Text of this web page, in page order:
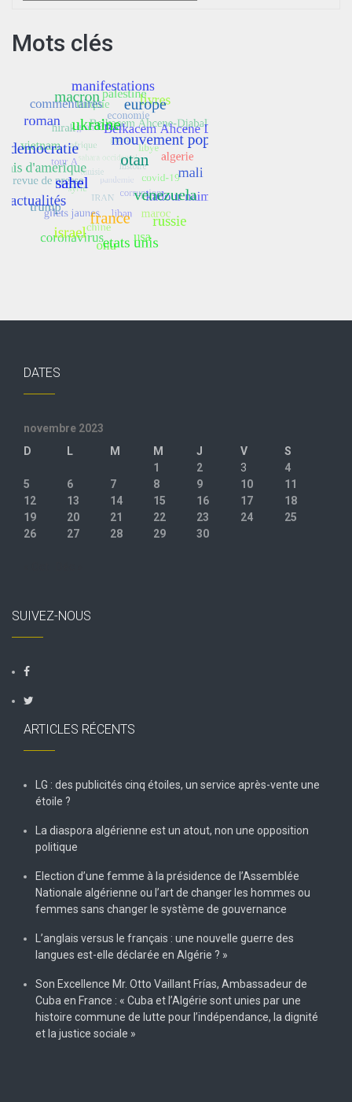
Mots clés
DATES
novembre 2023
D
L M M J V
S
1
2 3
4
5
6 7 8 9 10
11
12
13 14 15 16 17
18
19
20 21 22 23 24
25
26
27 28 29 30
SUIVEZ-NOUS
ARTICLES RÉCENTS
LG : des publicités cinq étoiles, un service après-vente une
étoile ?
La diaspora algérienne est un atout, non une opposition
politique
Election d’une femme à la présidence de l’Assemblée
Nationale algérienne ou l’art de changer les hommes ou
femmes sans changer le système de gouvernance
L’anglais versus le français : une nouvelle guerre des
langues est-elle déclarée en Algérie ? »
Son Excellence Mr. Otto Vaillant Frías, Ambassadeur de
Cuba en France : « Cuba et l’Algérie sont unies par une
histoire commune de lutte pour l’indépendance, la dignité
et la justice sociale »